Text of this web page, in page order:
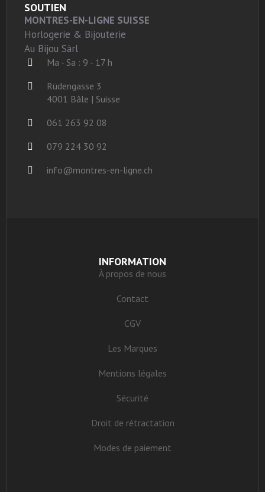
SOUTIEN
MONTRES-EN-LIGNE SUISSE
Horlogerie & Bijouterie
Au Bijou Sàrl
Ma - Sa : 9 - 17 h
Rüdengasse 3
4001 Bâle | Suisse
061 263 92 08
079 224 30 92
info@montres-en-ligne.ch
INFORMATION
À propos de nous
Contact
CGV
Les Marques
Mentions légales
Sécurité
Droit de rétractation
Modes de paiement